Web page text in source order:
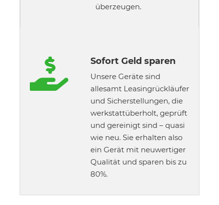
überzeugen.
 Sofort Geld sparen
Unsere Geräte sind
allesamt Leasingrückläufer
und Sicherstellungen, die
werkstattüberholt, geprüft
und gereinigt sind – quasi
wie neu. Sie erhalten also
ein Gerät mit neuwertiger
Qualität und sparen bis zu
80%.